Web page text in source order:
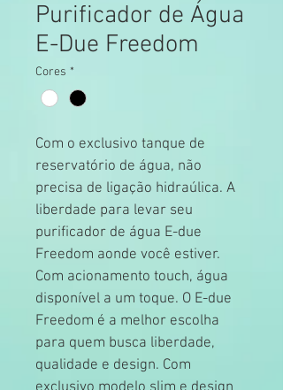
Purificador de Água
E-Due Freedom
Cores *
Com o exclusivo tanque de
reservatório de água, não
precisa de ligação hidraúlica. A
liberdade para levar seu
purificador de água E-due
Freedom aonde você estiver.
Com acionamento touch, água
disponível a um toque. O E-due
Freedom é a melhor escolha
para quem busca liberdade,
qualidade e design. Com